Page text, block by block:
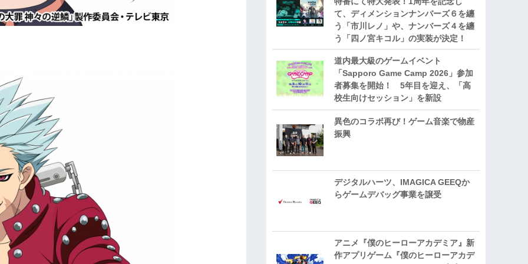
て、ディメンションナンバーズ６を纏
う「市川レノ」や、ナンバーズ４を纏
う「四ノ宮キコル」の実装が決定！
道内最大級のゲームイベント
「Sapporo Game Camp 2026」参加
者募集を開始！ 5年目を迎え、「高
校生向けセッション」を新設
異色のコラボ再び！ゲーム音楽で物産
振興
デジタルハーツ、IMAGICA GEEQか
らゲームデバッグ事業を譲受
アニメ『僕のヒーローアカデミア』新
作アプリゲーム『僕のヒーローアカデ